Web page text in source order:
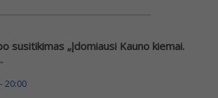
susitikimas „Įdomiausi Kauno kiemai.
20:00